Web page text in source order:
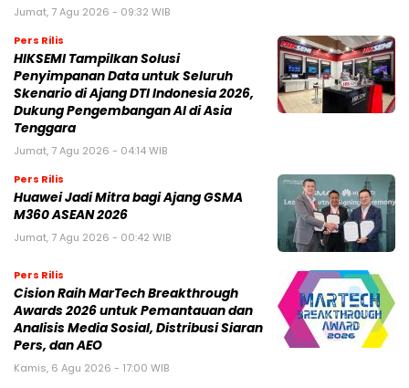
Jumat, 7 Agu 2026 - 09:32 WIB
Pers Rilis
HIKSEMI Tampilkan Solusi
Penyimpanan Data untuk Seluruh
Skenario di Ajang DTI Indonesia 2026,
Dukung Pengembangan AI di Asia
Tenggara
Jumat, 7 Agu 2026 - 04:14 WIB
Pers Rilis
Huawei Jadi Mitra bagi Ajang GSMA
M360 ASEAN 2026
Jumat, 7 Agu 2026 - 00:42 WIB
Pers Rilis
Cision Raih MarTech Breakthrough
Awards 2026 untuk Pemantauan dan
Analisis Media Sosial, Distribusi Siaran
Pers, dan AEO
Kamis, 6 Agu 2026 - 17:00 WIB